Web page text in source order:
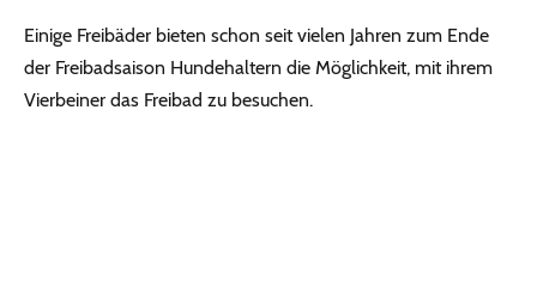
Einige Freibäder bieten schon seit vielen Jahren zum Ende
der Freibadsaison Hundehaltern die Möglichkeit, mit ihrem
Vierbeiner das Freibad zu besuchen.